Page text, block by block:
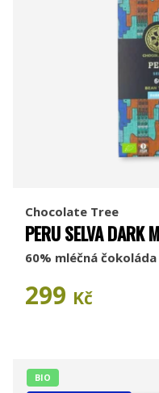
Chocolate Tree
PERU SELVA DARK
60% mléčná
299 Kč
BIO